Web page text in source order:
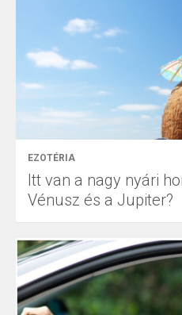
EZOTÉRIA
Itt van a nagy nyári
Vénusz és a Jupiter?